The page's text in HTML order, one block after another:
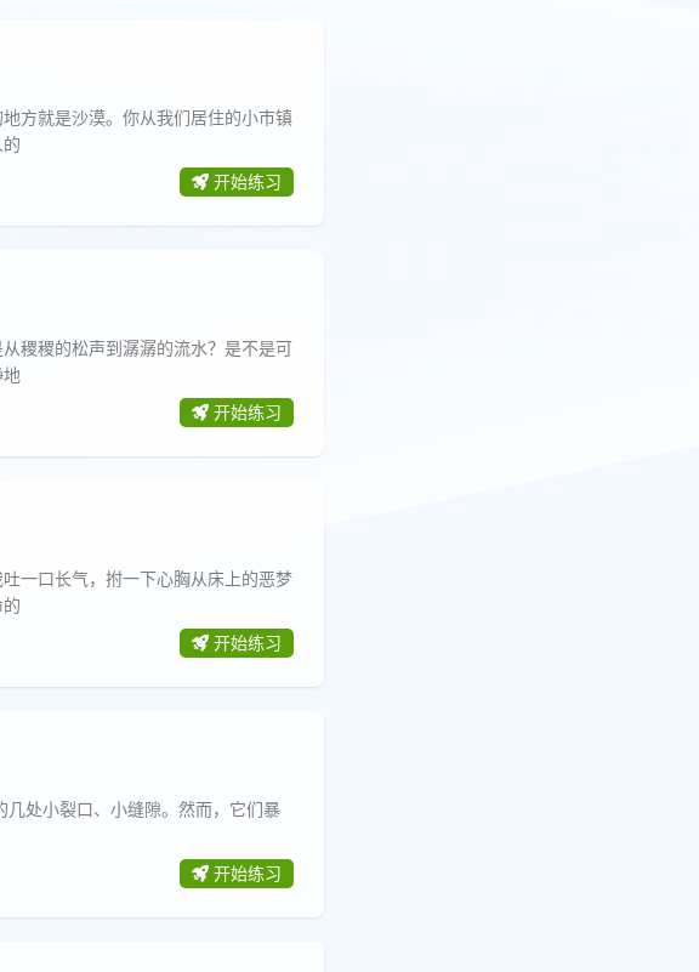
方就是沙漠。你从我们居住的小市镇
开始练习
稷稷的松声到潺潺的流水？是不是可
开始练习
一口长气，拊一下心胸从床上的恶梦
开始练习
处小裂口、小缝隙。然而，它们暴
开始练习